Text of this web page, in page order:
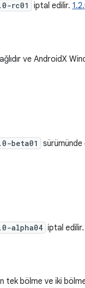
rc01 iptal edilir.
ve AndroidX
beta01
sürümünde
alpha04 iptal edilir.
tek bölme ve iki